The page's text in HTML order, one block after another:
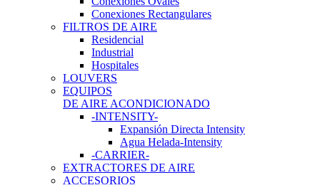
Conexiones Rectangulares
FILTROS DE AIRE
Residencial
Industrial
Hospitales
LOUVERS
EQUIPOS
DE AIRE ACONDICIONADO
-INTENSITY-
Expansión Directa Intensity
Agua Helada-Intensity
-CARRIER-
EXTRACTORES DE AIRE
ACCESORIOS